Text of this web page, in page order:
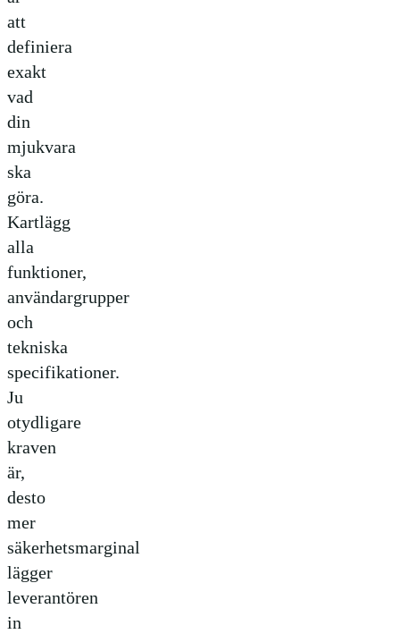
att
definiera
exakt
vad
din
mjukvara
ska
göra.
Kartlägg
alla
funktioner,
användargrupper
och
tekniska
specifikationer.
Ju
otydligare
kraven
är,
desto
mer
säkerhetsmarginal
lägger
leverantören
in